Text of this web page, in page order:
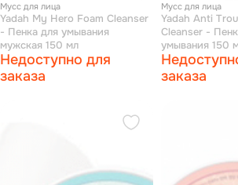
Мусс для лица
Yadah My Hero Foam Cleanser
- Пенка для умывания
мужская 150 мл
Недоступно для
заказа
Мусс для лица
Yadah Anti
Cleanser -
умывания 150
заказа